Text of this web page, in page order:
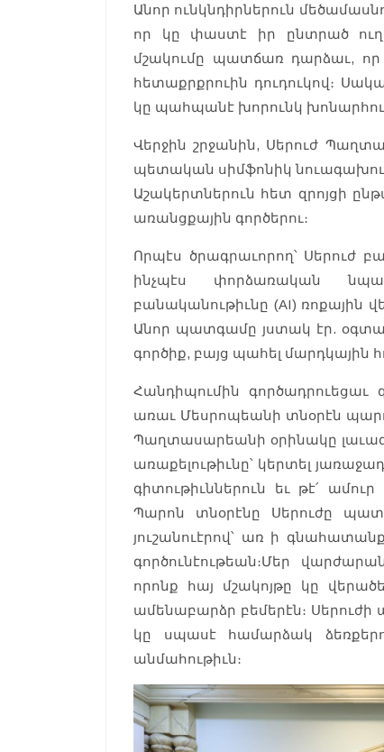
Անոր ունկնդիրներուն
որ կը փաստէ իր ընտրած
մշակումը պատճառ դարձաւ,
հետաքրքրուին դուդուկով։
կը պահպանէ խորունկ
Վերջին շրջանին, Սերուժ
պետական սիմֆոնիկ
Աշակերտներուն հետ զրոյցի
առանցքային գործերու։
Որպէս ծրագրաւորող՝ Սերուժ
ինչպէս փորձառական
բանականութիւնը (AI) ռոքային
Անոր պատգամը յստակ էր.
գործիք, բայց պահել մարդկային
Հանդիպումին գործադրուեցաւ
առաւ Մեսրոպեանի տնօրէն
Պաղտասարեանի օրինակը
առաքելութիւնը՝ կերտել
գիտութիւններուն եւ թէ՛
Պարոն տնօրէնը Սերուժը
յուշանուէրով՝ առ ի
գործունէութեան։ Մեր
որոնք հայ մշակոյթը կը
ամենաբարձր բեմերէն։ Սերուժի
կը սպասէ համարձակ
անմահութիւն։